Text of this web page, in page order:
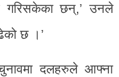
गरिसकेका छन्,’ उनले
छ ।’
दलहरुले आफ्ना